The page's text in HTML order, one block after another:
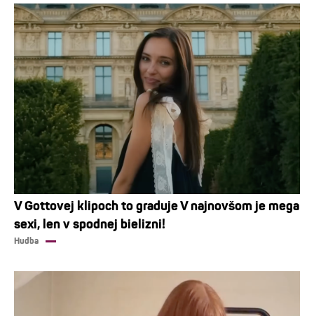
V Gottovej klipoch to graduje V najnovšom je mega
sexi, len v spodnej bielizni!
Hudba